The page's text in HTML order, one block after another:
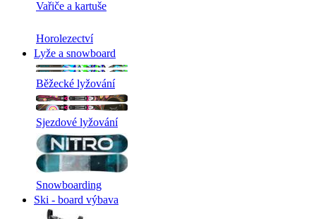
Vařiče a kartuše
Horolezectví
Lyže a snowboard
Běžecké lyžování
Sjezdové lyžování
Snowboarding
Ski - board výbava